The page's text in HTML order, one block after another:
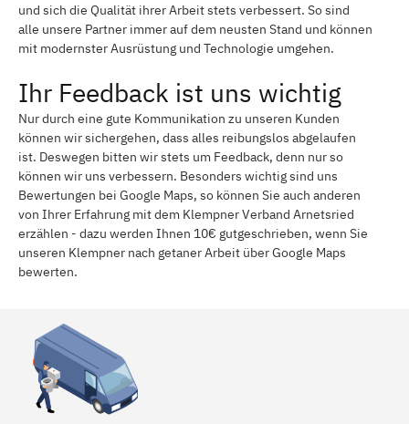
und sich die Qualität ihrer Arbeit stets verbessert. So sind
alle unsere Partner immer auf dem neusten Stand und können
mit modernster Ausrüstung und Technologie umgehen.
Ihr Feedback ist uns wichtig
Nur durch eine gute Kommunikation zu unseren Kunden
können wir sichergehen, dass alles reibungslos abgelaufen
ist. Deswegen bitten wir stets um Feedback, denn nur so
können wir uns verbessern. Besonders wichtig sind uns
Bewertungen bei Google Maps, so können Sie auch anderen
von Ihrer Erfahrung mit dem Klempner Verband Arnetsried
erzählen - dazu werden Ihnen 10€ gutgeschrieben, wenn Sie
unseren Klempner nach getaner Arbeit über Google Maps
bewerten.